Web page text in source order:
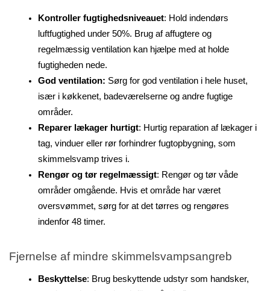
Kontroller fugtighedsniveauet: Hold indendørs
luftfugtighed under 50%. Brug af affugtere og
regelmæssig ventilation kan hjælpe med at holde
fugtigheden nede.
God ventilation: Sørg for god ventilation i hele huset,
især i køkkenet, badeværelserne og andre fugtige
områder.
Reparer lækager hurtigt: Hurtig reparation af lækager i
tag, vinduer eller rør forhindrer fugtopbygning, som
skimmelsvamp trives i.
Rengør og tør regelmæssigt: Rengør og tør våde
områder omgående. Hvis et område har været
oversvømmet, sørg for at det tørres og rengøres
indenfor 48 timer.
Fjernelse af mindre skimmelsvampsangreb
Beskyttelse: Brug beskyttende udstyr som handsker,